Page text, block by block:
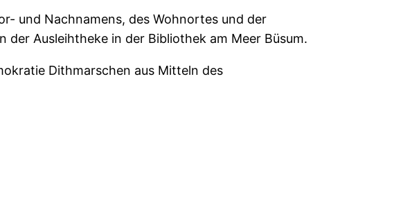
und Nachnamens, des Wohnortes und der
Ausleihtheke in der Bibliothek am Meer Büsum.
Dithmarschen aus Mitteln des